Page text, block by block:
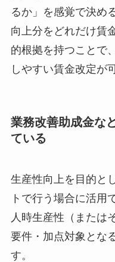
るか」を感覚で決め
向上分をどれだけ賃
的根拠を持つことで
しやすい賃金改定が
業務改善助成金な
ている
生産性向上を目的と
トで行う場合に活用
人時生産性（または
要件・加点対象とな
す。